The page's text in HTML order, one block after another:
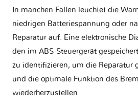
In manchen Fällen leuchtet die
niedrigen Batteriespannung oder
Reparatur auf. Eine elektronische
den im ABS-Steuergerät
zu identifizieren, um die Reparatur
und die optimale Funktion des
wiederherzustellen.